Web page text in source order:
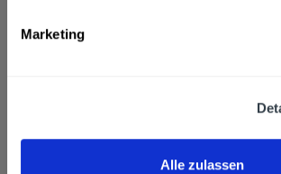
Marketing
Alle zulassen
Kunden haben sich ebenfalls angesehen